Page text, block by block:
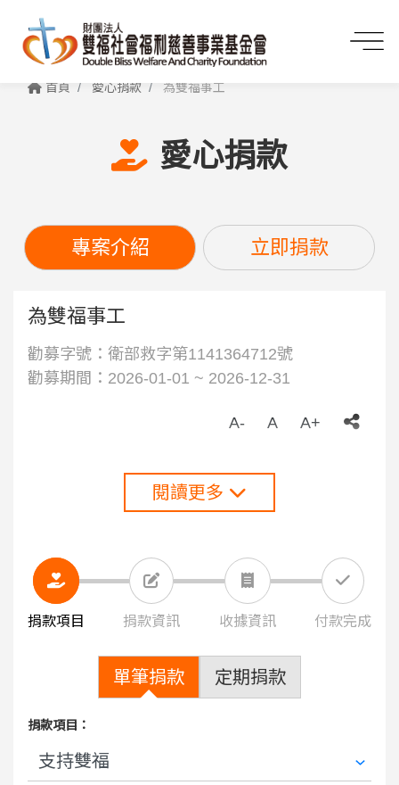
首頁 愛心捐款 為雙福事工
愛心捐款
專案介紹 立即捐款
為雙福事工
勸募字號：衛部救字第1141364712號
勸募期間：2026-01-01 ~ 2026-12-31
A- A A+
閱讀更多
捐款項目 捐款資訊 收據資訊 付款完成
單筆捐款 定期捐款
捐款項目：